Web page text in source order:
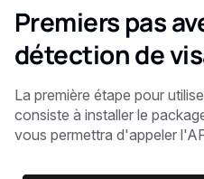
Premiers pas
détection de
La première étape pour
consiste à installer le
vous permettra d'appeler